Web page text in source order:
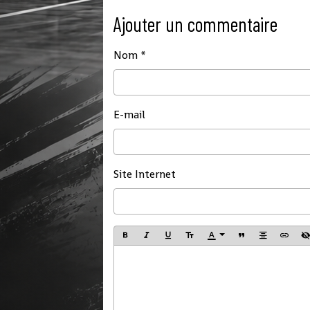
Ajouter un commentaire
Nom
E-mail
Site Internet